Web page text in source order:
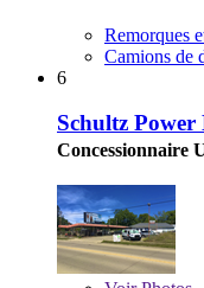
Remorques
Camions de
6
Schultz
Concessionnaire